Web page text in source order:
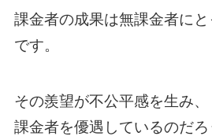
課金者の成果は無課金者に
です。
その羨望が不公平感を生み
課金者を優遇しているのだ